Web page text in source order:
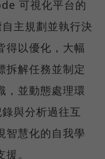
可視化平台的
主規劃並執行決
得以優化，大幅
拆解任務並制定
，並動態處理環
與分析過往互
智慧化的自我學
。